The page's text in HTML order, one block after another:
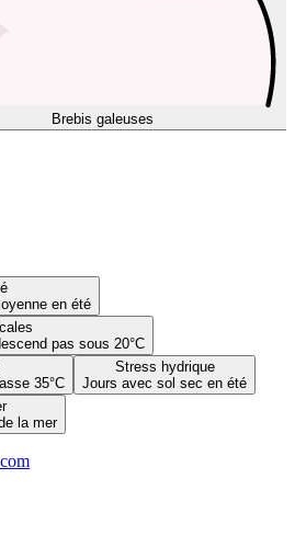
Brebis galeuses
en été
pas sous 20°C
35°C
Stress hydrique
Jours avec sol sec en été
la mer